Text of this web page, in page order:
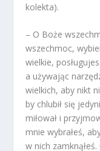
kolekta).
– O Boże
wszechmoc,
wielkie,
a używając
wielkich, aby nikt
by chlubił się
miłował i
mnie wybrałeś,
w nich